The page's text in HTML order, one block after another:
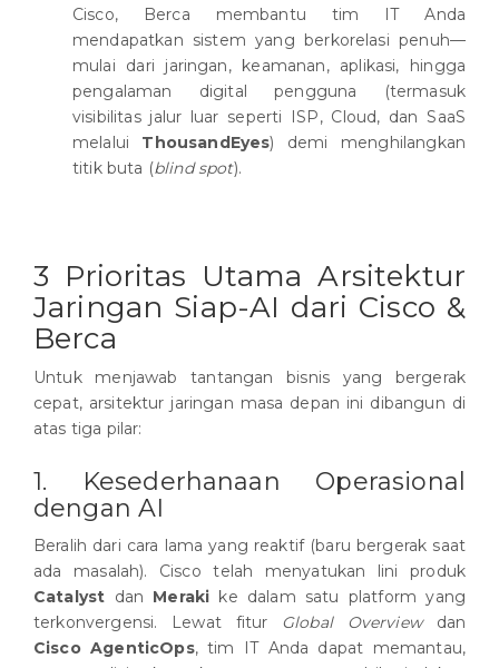
Cisco, Berca membantu tim IT Anda
mendapatkan sistem yang berkorelasi penuh—
mulai dari jaringan, keamanan, aplikasi, hingga
pengalaman digital pengguna (termasuk
visibilitas jalur luar seperti ISP, Cloud, dan SaaS
melalui ThousandEyes) demi menghilangkan
titik buta (blind spot).
3 Prioritas Utama Arsitektur
Jaringan Siap-AI dari Cisco &
Berca
Untuk menjawab tantangan bisnis yang bergerak
cepat, arsitektur jaringan masa depan ini dibangun di
atas tiga pilar:
1. Kesederhanaan Operasional
dengan AI
Beralih dari cara lama yang reaktif (baru bergerak saat
ada masalah). Cisco telah menyatukan lini produk
Catalyst dan Meraki ke dalam satu platform yang
terkonvergensi. Lewat fitur Global Overviewdan
Cisco AgenticOps, tim IT Anda dapat memantau,